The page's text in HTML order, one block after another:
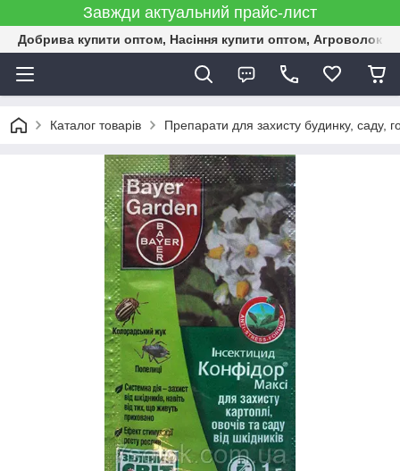
Завжди актуальний прайс-лист
Добрива купити оптом, Насіння купити оптом,
Каталог товарів Препарати для захисту будинку, саду,